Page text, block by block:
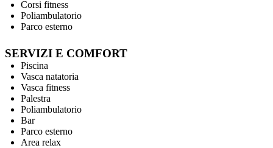
Corsi fitness
Poliambulatorio
Parco esterno
SERVIZI E COMFORT
Piscina
Vasca natatoria
Vasca fitness
Palestra
Poliambulatorio
Bar
Parco esterno
Area relax